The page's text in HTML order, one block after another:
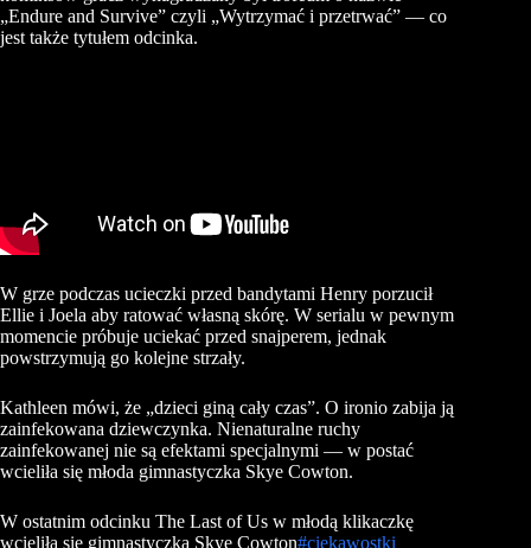
„Endure and Survive” czyli „Wytrzymać i przetrwać” — co
jest także tytułem odcinka.
W grze podczas ucieczki przed bandytami Henry porzucił
Ellie i Joela aby ratować własną skórę. W serialu w pewnym
momencie próbuje uciekać przed snajperem, jednak
powstrzymują go kolejne strzały.
Kathleen mówi, że „dzieci giną cały czas”. O ironio zabija ją
zainfekowana dziewczynka. Nienaturalne ruchy
zainfekowanej nie są efektami specjalnymi — w postać
wcieliła się młoda gimnastyczka Skye Cowton.
W ostatnim odcinku The Last of Us w młodą klikaczkę
wcieliła się gimnastyczka Skye Cowton#ciekawostki